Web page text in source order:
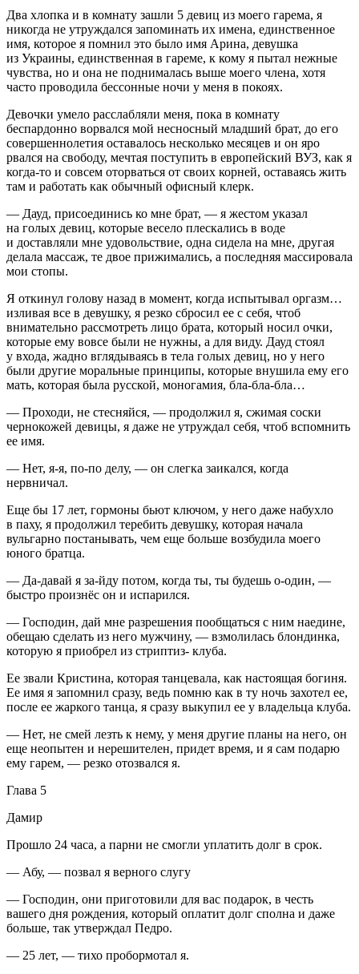
Два хлопка и в комнату зашли 5 девиц из моего гарема, я
никогда не утруждался запоминать их имена, единственное
имя, которое я помнил это было имя Арина, девушка
из Украины, единственная в гареме, к кому я пытал нежные
чувства, но и она не поднималась выше моего члена, хотя
часто проводила бессонные ночи у меня в покоях.
Девочки умело расслабляли меня, пока в комнату
беспардонно ворвался мой несносный младший брат, до его
совершеннолетия оставалось несколько месяцев и он яро
рвался на свободу, мечтая поступить в европейский ВУЗ, как я
когда-то и совсем оторваться от своих корней, оставаясь жить
там и работать как обычный офисный клерк.
— Дауд, присоединись ко мне брат, — я жестом указал
на голых девиц, которые весело плескались в воде
и доставляли мне удовольствие, одна сидела на мне, другая
делала массаж, те двое прижимались, а последняя массировала
мои стопы.
Я откинул голову назад в момент, когда испытывал оргазм…
изливая все в девушку, я резко сбросил ее с себя, чтоб
внимательно рассмотреть лицо брата, который носил очки,
которые ему вовсе были не нужны, а для виду. Дауд стоял
у входа, жадно вглядываясь в тела голых девиц, но у него
были другие моральные принципы, которые внушила ему его
мать, которая была русской, моногамия, бла-бла-бла…
— Проходи, не стесняйся, — продолжил я, сжимая соски
чернокожей девицы, я даже не утруждал себя, чтоб вспомнить
ее имя.
— Нет, я-я, по-по делу, — он слегка заикался, когда
нервничал.
Еще бы 17 лет, гормоны бьют ключом, у него даже набухло
в паху, я продолжил теребить девушку, которая начала
вульгарно постанывать, чем еще больше возбудила моего
юного братца.
— Да-давай я за-йду потом, когда ты, ты будешь о-один, —
быстро произнёс он и испарился.
— Господин, дай мне разрешения пообщаться с ним наедине,
обещаю сделать из него мужчину, — взмолилась блондинка,
которую я приобрел из стриптиз- клуба.
Ее звали Кристина, которая танцевала, как настоящая богиня.
Ее имя я запомнил сразу, ведь помню как в ту ночь захотел ее,
после ее жаркого танца, я сразу выкупил ее у владельца клуба.
— Нет, не смей лезть к нему, у меня другие планы на него, он
еще неопытен и нерешителен, придет время, и я сам подарю
ему гарем, — резко отозвался я.
Глава 5
Дамир
Прошло 24 часа, а парни не смогли уплатить долг в срок.
— Абу, — позвал я верного слугу
— Господин, они приготовили для вас подарок, в честь
вашего дня рождения, который оплатит долг сполна и даже
больше, так утверждал Педро.
— 25 лет, — тихо пробормотал я.